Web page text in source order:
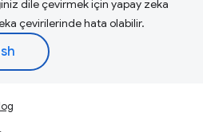
dile çevirmek için yapay zeka
çevirilerinde hata olabilir.